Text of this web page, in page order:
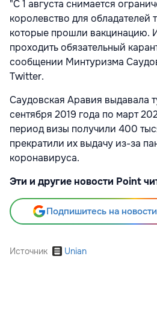
"С 1 августа снимается
королевство для обладателей
которые прошли вакцинацию.
проходить обязательный
сообщении Минтуризма
Twitter.
Саудовская Аравия выдавала
сентября 2019 года по март
период визы получили 400
прекратили их выдачу из-за
коронавируса.
Эти и другие новости Point
Подпишитесь на
Источник Unian